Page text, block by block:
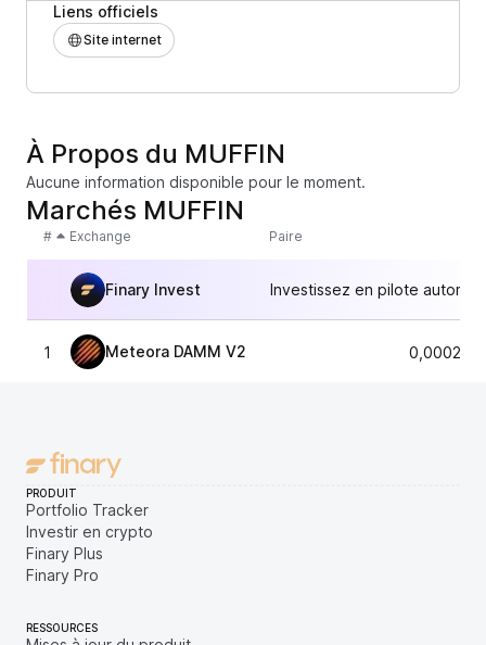
Liens officiels
Site internet
À Propos du MUFFIN
Aucune information disponible pour le moment.
Marchés MUFFIN
# Exchange Paire
Finary Invest Investissez en pilote
1 Meteora DAMM V2
PRODUIT
Portfolio Tracker
Investir en crypto
Finary Plus
Finary Pro
RESSOURCES